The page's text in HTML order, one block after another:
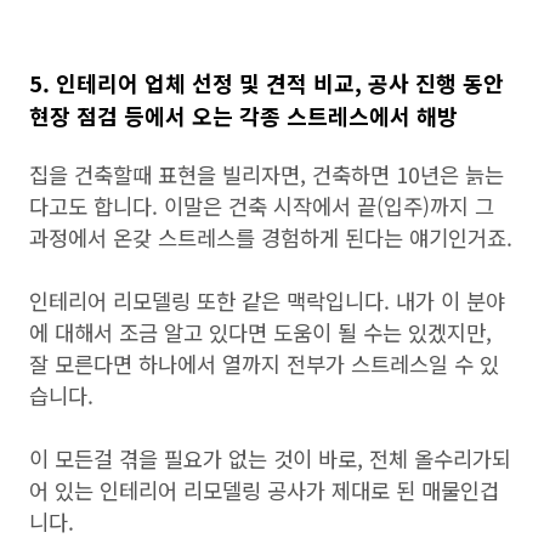
5. 인테리어 업체 선정 및 견적 비교, 공사 진행 동안
현장 점검 등에서 오는 각종 스트레스에서 해방
집을 건축할때 표현을 빌리자면, 건축하면 10년은 늙는
다고도 합니다. 이말은 건축 시작에서 끝(입주)까지 그
과정에서 온갖 스트레스를 경험하게 된다는 얘기인거죠.
인테리어 리모델링 또한 같은 맥락입니다. 내가 이 분야
에 대해서 조금 알고 있다면 도움이 될 수는 있겠지만,
잘 모른다면 하나에서 열까지 전부가 스트레스일 수 있
습니다.
이 모든걸 겪을 필요가 없는 것이 바로, 전체 올수리가되
어 있는 인테리어 리모델링 공사가 제대로 된 매물인겁
니다.